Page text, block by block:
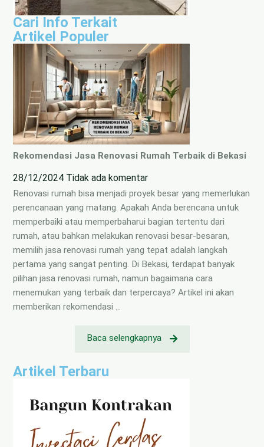
Cari Info Terkait
Artikel Populer
Rekomendasi Jasa Renovasi Rumah Terbaik di Bekasi
28/12/2024 Tidak ada komentar
Renovasi rumah bisa menjadi proyek besar yang memerlukan
perencanaan yang matang. Apakah Anda berencana untuk
memperbaiki atau memperbaharui bagian tertentu dari
rumah, atau bahkan melakukan renovasi besar-besaran,
memilih jasa renovasi rumah yang tepat adalah langkah
pertama yang sangat penting. Di Bekasi, terdapat banyak
pilihan jasa renovasi rumah, namun bagaimana cara
menemukan yang terbaik dan terpercaya? Artikel ini akan
memberikan rekomendasi …
Baca selengkapnya
Artikel Terbaru